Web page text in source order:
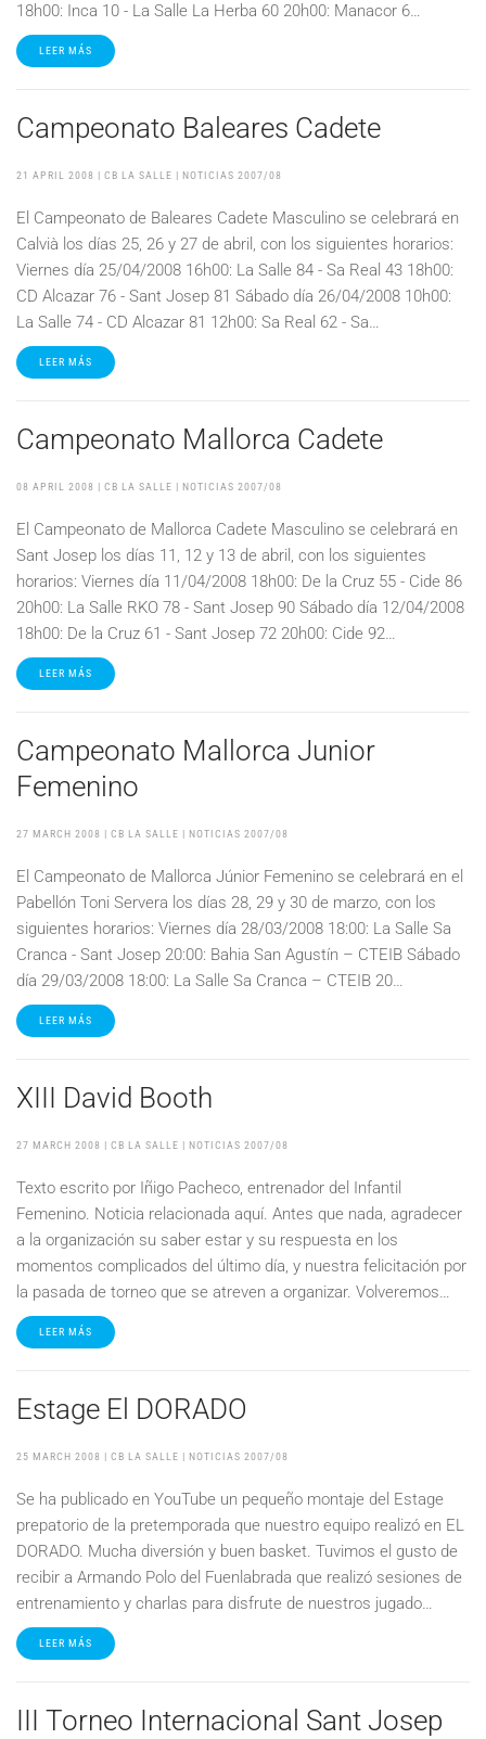
18h00: Inca 10 - La Salle La Herba 60 20h00: Manacor 6…
LEER MÁS
Campeonato Baleares Cadete
21 APRIL 2008 | CB LA SALLE | NOTICIAS 2007/08
El Campeonato de Baleares Cadete Masculino se celebrará en
Calvià los días 25, 26 y 27 de abril, con los siguientes horarios:
Viernes día 25/04/2008 16h00: La Salle 84 - Sa Real 43 18h00:
CD Alcazar 76 - Sant Josep 81 Sábado día 26/04/2008 10h00:
La Salle 74 - CD Alcazar 81 12h00: Sa Real 62 - Sa…
LEER MÁS
Campeonato Mallorca Cadete
08 APRIL 2008 | CB LA SALLE | NOTICIAS 2007/08
El Campeonato de Mallorca Cadete Masculino se celebrará en
Sant Josep los días 11, 12 y 13 de abril, con los siguientes
horarios: Viernes día 11/04/2008 18h00: De la Cruz 55 - Cide 86
20h00: La Salle RKO 78 - Sant Josep 90 Sábado día 12/04/2008
18h00: De la Cruz 61 - Sant Josep 72 20h00: Cide 92…
LEER MÁS
Campeonato Mallorca Junior
Femenino
27 MARCH 2008 | CB LA SALLE | NOTICIAS 2007/08
El Campeonato de Mallorca Júnior Femenino se celebrará en el
Pabellón Toni Servera los días 28, 29 y 30 de marzo, con los
siguientes horarios: Viernes día 28/03/2008 18:00: La Salle Sa
Cranca - Sant Josep 20:00: Bahia San Agustín – CTEIB Sábado
día 29/03/2008 18:00: La Salle Sa Cranca – CTEIB 20…
LEER MÁS
XIII David Booth
27 MARCH 2008 | CB LA SALLE | NOTICIAS 2007/08
Texto escrito por Iñigo Pacheco, entrenador del Infantil
Femenino. Noticia relacionada aquí. Antes que nada, agradecer
a la organización su saber estar y su respuesta en los
momentos complicados del último día, y nuestra felicitación por
la pasada de torneo que se atreven a organizar. Volveremos…
LEER MÁS
Estage El DORADO
25 MARCH 2008 | CB LA SALLE | NOTICIAS 2007/08
Se ha publicado en YouTube un pequeño montaje del Estage
prepatorio de la pretemporada que nuestro equipo realizó en EL
DORADO. Mucha diversión y buen basket. Tuvimos el gusto de
recibir a Armando Polo del Fuenlabrada que realizó sesiones de
entrenamiento y charlas para disfrute de nuestros jugado…
LEER MÁS
III Torneo Internacional Sant Josep